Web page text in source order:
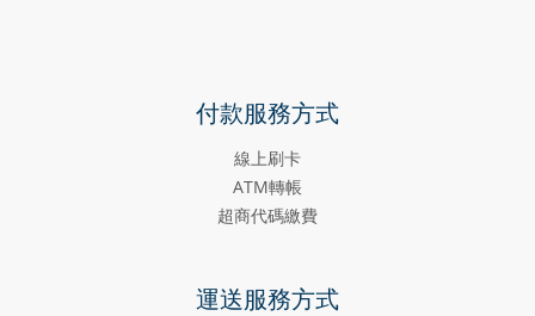
付款服務方式
線上刷卡
ATM轉帳
超商代碼繳費
運送服務方式